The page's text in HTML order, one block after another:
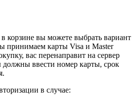
корзине вы можете выбрать вариант
принимаем карты Visa и Master
вас перенаправит на сервер
должны ввести номер карты, срок
в случае: